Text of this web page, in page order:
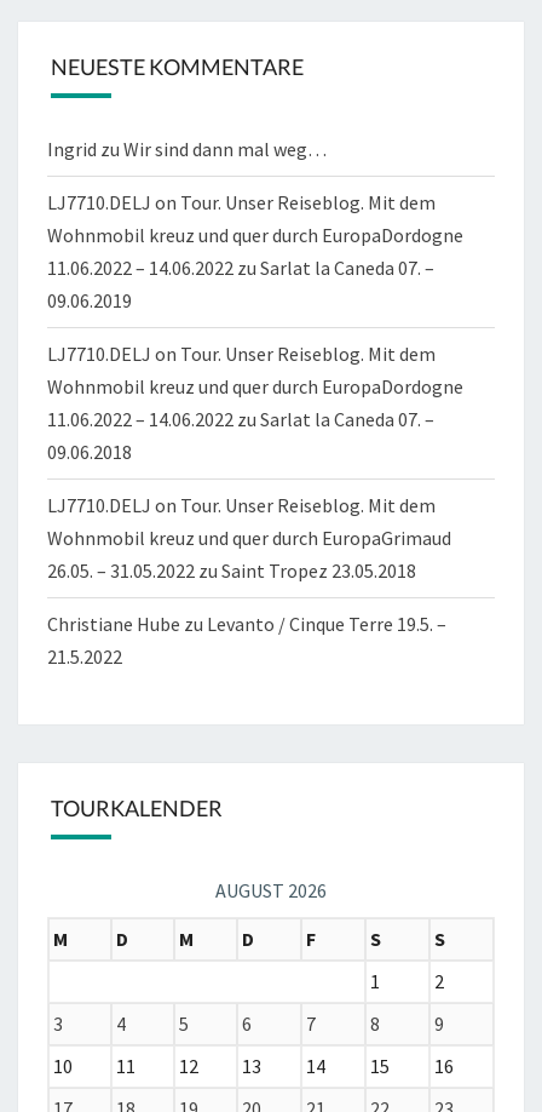
NEUESTE KOMMENTARE
Ingrid zu Wir sind dann mal weg…
LJ7710.DELJ on Tour. Unser Reiseblog. Mit dem
Wohnmobil kreuz und quer durch EuropaDordogne
11.06.2022 – 14.06.2022 zu Sarlat la Caneda 07. –
09.06.2019
LJ7710.DELJ on Tour. Unser Reiseblog. Mit dem
Wohnmobil kreuz und quer durch EuropaDordogne
11.06.2022 – 14.06.2022 zu Sarlat la Caneda 07. –
09.06.2018
LJ7710.DELJ on Tour. Unser Reiseblog. Mit dem
Wohnmobil kreuz und quer durch EuropaGrimaud
26.05. – 31.05.2022 zu Saint Tropez 23.05.2018
Christiane Hube zu Levanto / Cinque Terre 19.5. –
21.5.2022
TOURKALENDER
AUGUST 2026
M
D M D F S
S
1
2
3
4 5 6 7 8
9
10
11 12 13 14 15
16